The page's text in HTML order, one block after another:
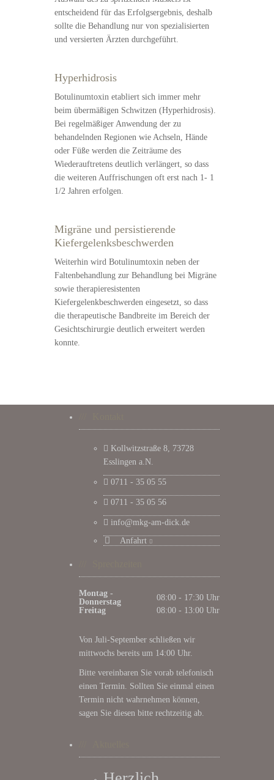
entscheidend für das Erfolgsergebnis, deshalb
sollte die Behandlung nur von spezialisierten
und versierten Ärzten durchgeführt.
Hyperhidrosis
Botulinumtoxin etabliert sich immer mehr
beim übermäßigen Schwitzen (Hyperhidrosis).
Bei regelmäßiger Anwendung der zu
behandelnden Regionen wie Achseln, Hände
oder Füße werden die Zeiträume des
Wiederauftretens deutlich verlängert, so dass
die weiteren Auffrischungen oft erst nach 1- 1
1/2 Jahren erfolgen.
Migräne und persistierende
Kiefergelenksbeschwerden
Weiterhin wird Botulinumtoxin neben der
Faltenbehandlung zur Behandlung bei Migräne
sowie therapieresistenten
Kiefergelenkbeschwerden eingesetzt, so dass
die therapeutische Bandbreite im Bereich der
Gesichtschirurgie deutlich erweitert werden
konnte.
Kollwitzstraße 8, 73728
Esslingen a.N.
0711 - 35 05 55
0711 - 35 05 56
info@mkg-am-dick.de
Anfahrt
Montag -
Donnerstag
08:00 - 17:30 Uhr
Freitag
08:00 - 13:00 Uhr
Von Juli-September schließen wir
mittwochs bereits um 14:00 Uhr.
Bitte vereinbaren Sie vorab telefonisch
einen Termin. Sollten Sie einmal einen
Termin nicht wahrnehmen können,
sagen Sie diesen bitte rechtzeitig ab.